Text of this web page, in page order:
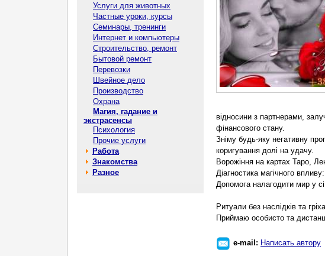
Услуги для животных
Частные уроки, курсы
Семинары, тренинги
Интернет и компьютеры
Строительство, ремонт
Бытовой ремонт
Перевозки
Швейное дело
Производство
Охрана
Магия, гадание и
экстрасенсы
Психология
Прочие услуги
Работа
Знакомства
Разное
відносини з партнерами,
фінансового стану.
Зніму будь-яку негативну
коригування долі на удачу.
Ворожіння на картах Таро,
Діагностика магічного
Допомога налагодити мир у
Ритуали без наслідків та
Приймаю особисто та
e-mail: Написать автору